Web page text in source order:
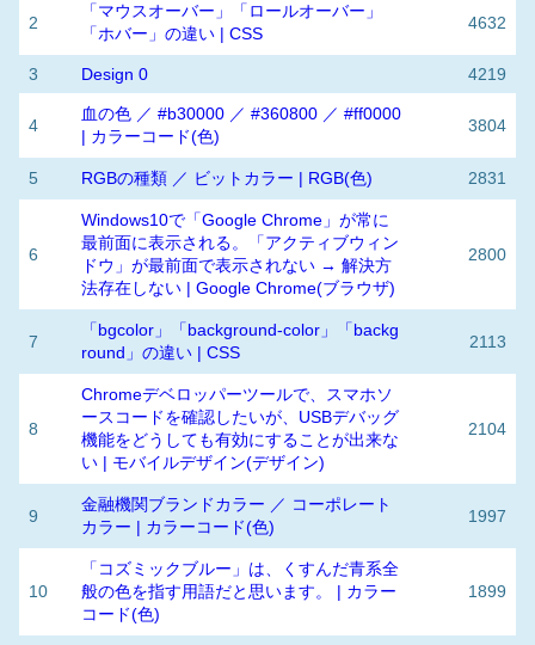
2
「マウスオーバー」「ロールオーバー」
「ホバー」の違い | CSS
4632
3 Design 0 4219
4
血の色 ／ #b30000 ／ #360800 ／ #ff0000
| カラーコード(色)
3804
5 RGBの種類 ／ ビットカラー | RGB(色) 2831
6
Windows10で「Google Chrome」が常に
最前面に表示される。「アクティブウィン
ドウ」が最前面で表示されない → 解決方
法存在しない | Google Chrome(ブラウザ)
2800
7
「bgcolor」「background-color」「backg
round」の違い | CSS
2113
8
Chromeデベロッパーツールで、スマホソ
ースコードを確認したいが、USBデバッグ
機能をどうしても有効にすることが出来な
い | モバイルデザイン(デザイン)
2104
9
金融機関ブランドカラー ／ コーポレート
カラー | カラーコード(色)
1997
10
「コズミックブルー」は、くすんだ青系全
般の色を指す用語だと思います。 | カラー
コード(色)
1899